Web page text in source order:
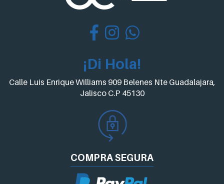
¡Di Hola!
Calle Luis Enrique Williams 909 Belenes Nte Guadalajara,
Jalisco C.P 45130
COMPRASEGURA